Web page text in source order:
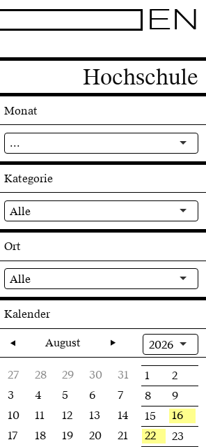
EN
Hochschule
Monat
...
Kategorie
Alle
Ort
Alle
Kalender
2026
August
27 28 29 30 31 1
2
3
4 5 6 7 8
9
10
11 12 13 14 15
16
17
18 19 20 21 22
23